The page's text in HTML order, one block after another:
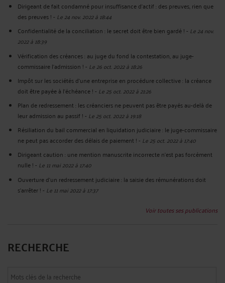
Dirigeant de fait condamné pour insuffisance d’actif : des preuves, rien que
des preuves !- Le 24 nov. 2022 à 18:44
Confidentialité de la conciliation : le secret doit être bien gardé !- Le 24 nov.
2022 à 18:39
Vérification des créances : au juge du fond la contestation, au juge-
commissaire l’admission !- Le 26 oct. 2022 à 18:26
Impôt sur les sociétés d’une entreprise en procédure collective : la créance
doit être payée à l’échéance !- Le 25 oct. 2022 à 21:26
Plan de redressement : les créanciers ne peuvent pas être payés au-delà de
leur admission au passif !- Le 25 oct. 2022 à 19:18
Résiliation du bail commercial en liquidation judiciaire : le juge-commissaire
ne peut pas accorder des délais de paiement !- Le 25 oct. 2022 à 17:40
Dirigeant caution : une mention manuscrite incorrecte n’est pas forcément
nulle !- Le 11 mai 2022 à 17:40
Ouverture d’un redressement judiciaire : la saisie des rémunérations doit
s’arrêter !- Le 11 mai 2022 à 17:37
Voir toutes ses publications
RECHERCHE